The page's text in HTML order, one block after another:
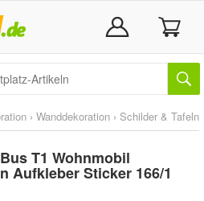
› Wanddekoration › Schilder & Tafeln
T1 Wohnmobil
Aufkleber Sticker 166/1